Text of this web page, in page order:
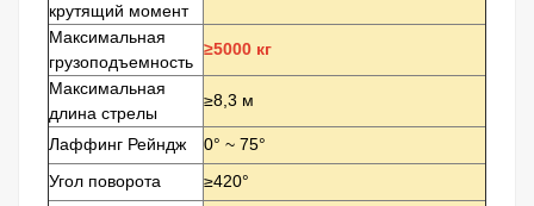
крутящий момент
Максимальная
грузоподъемность
≥5000 кг
Максимальная
длина стрелы
≥8,3 м
Лаффинг Рейндж
0° ~ 75°
Угол поворота
≥420°